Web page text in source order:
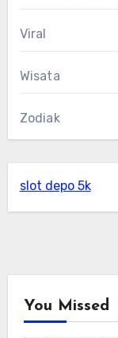
Viral
Wisata
Zodiak
slot depo 5k
You Missed